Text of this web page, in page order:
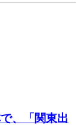
、「関東出